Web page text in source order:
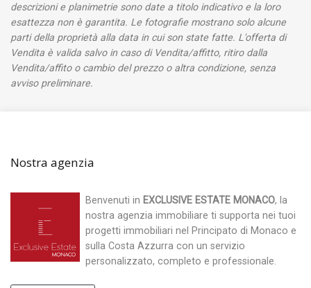
descrizioni e planimetrie sono date a titolo indicativo e la loro
esattezza non è garantita. Le fotografie mostrano solo alcune
parti della proprietà alla data in cui son state fatte. L'offerta di
Vendita è valida salvo in caso di Vendita/affitto, ritiro dalla
Vendita/affito o cambio del prezzo o altra condizione, senza
avviso preliminare.
Nostra agenzia
Benvenuti in EXCLUSIVE ESTATE MONACO, la
nostra agenzia immobiliare ti supporta nei tuoi
progetti immobiliari nel Principato di Monaco e
sulla Costa Azzurra con un servizio
personalizzato, completo e professionale.